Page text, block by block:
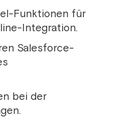
Funktionen für
Integration.
Salesforce-
bei der